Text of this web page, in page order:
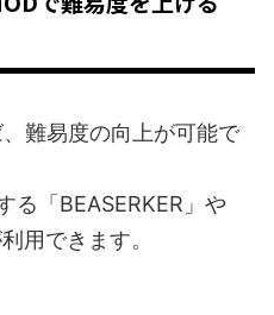
難易度の向上が可能で
る「BEASERKER」や
用できます。